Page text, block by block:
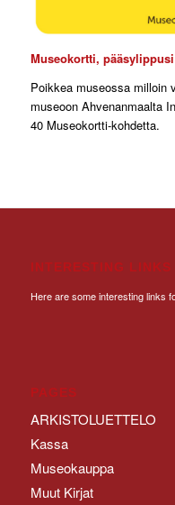
Museokortti,
Poikkea museossa milloin
museoon Ahvenanmaalta
40 Museokortti-kohdetta.
INTERESTING LINKS
Here are some interesting links
PAGES
ARKISTOLUETTELO
Kassa
Museokauppa
Muut Kirjat